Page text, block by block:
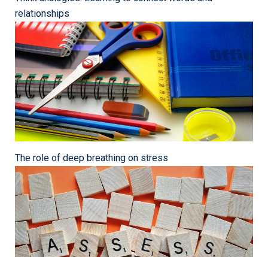
relationships
The role of deep breathing on stress